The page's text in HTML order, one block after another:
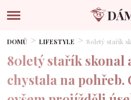
DOMŮ LIFESTYLE 80letý stařík
80letý stařík skonal
chystala na pohřeb.